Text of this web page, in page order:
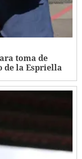
toma de
de la Espriella